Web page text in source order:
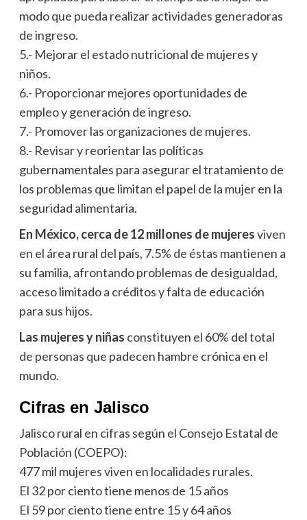
modo que pueda realizar actividades generadoras
de ingreso.
5.- Mejorar el estado nutricional de mujeres y
niños.
6.- Proporcionar mejores oportunidades de
empleo y generación de ingreso.
7.- Promover las organizaciones de mujeres.
8.- Revisar y reorientar las políticas
gubernamentales para asegurar el tratamiento de
los problemas que limitan el papel de la mujer en la
seguridad alimentaria.
En México, cerca de 12 millones de mujeresviven
en el área rural del país, 7.5% de éstas mantienen a
su familia, afrontando problemas de desigualdad,
acceso limitado a créditos y falta de educación
para sus hijos.
Las mujeres y niñas constituyen el 60% del total
de personas que padecen hambre crónica en el
mundo.
Cifras en Jalisco
Jalisco rural en cifras según el Consejo Estatal de
Población (COEPO):
477 mil mujeres viven en localidades rurales.
El 32 por ciento tiene menos de 15 años
El 59 por ciento tiene entre 15 y 64 años